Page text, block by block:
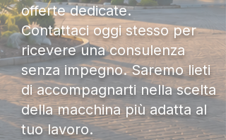
offerte dedicate.
Contattaci oggi stesso per
ricevere una consulenza
senza impegno. Saremo lieti
di accompagnarti nella scelta
della macchina più adatta al
tuo lavoro.